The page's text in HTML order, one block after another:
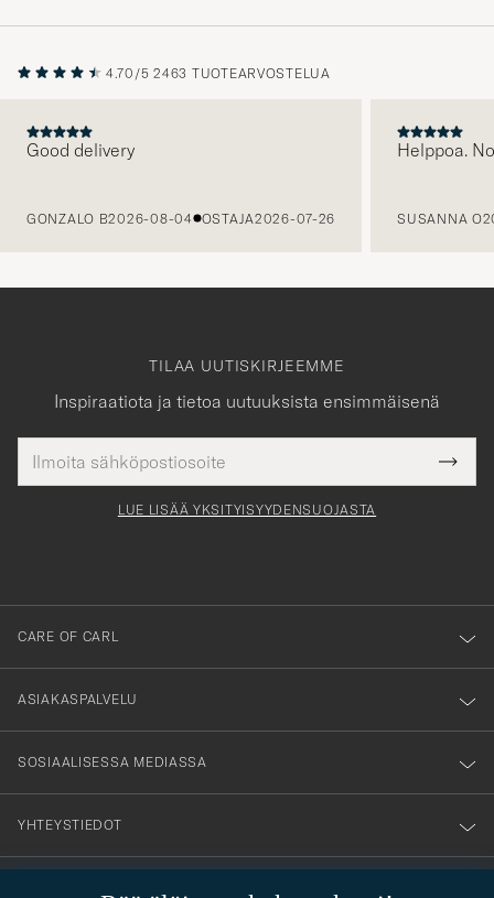
4.70/5 2463 TUOTEARVOSTELUA
Good delivery
GONZALO B2026-08-04 OSTAJA2026-07-26
Helppoa.
SUSANNA O
TILAA UUTISKIRJEEMME
Inspiraatiota ja tietoa uutuuksista ensimmäisenä
tieto
Tack
för
dig
till
vårt
nyhetsbrev!
LUE LISÄÄ YKSITYISYYDENSUOJASTA
CARE OF CARL
ASIAKASPALVELU
SOSIAALISESSA MEDIASSA
YHTEYSTIEDOT